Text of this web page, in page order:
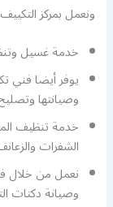
ونعمل بمركز
خدمة غسيل
يوفر أيضا فني
وصيانتها
خدمة تنظيف
الشفرات
نعمل من خلال
وصيانة دكتات